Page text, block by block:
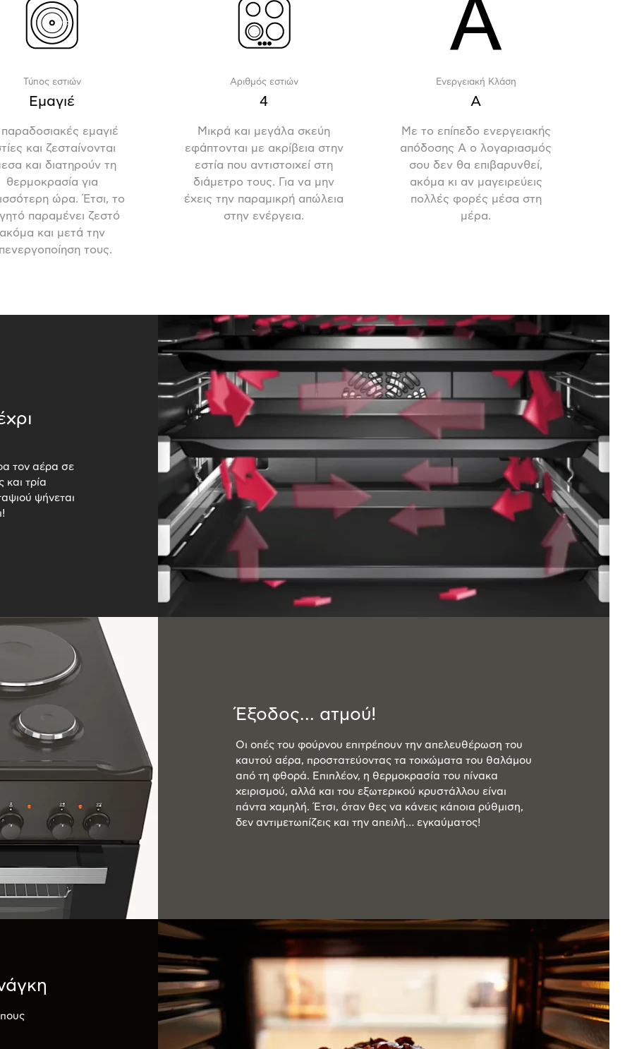
Τύπος εστιών
Εμαγιέ
παραδοσιακές εμαγιέ
και ζεσταίνονται
και διατηρούν τη
θερμοκρασία για
ώρα. Έτσι, το
παραμένει ζεστό
ακόμα και μετά την
τους.
Αριθμός εστιών
4
Μικρά και μεγάλα σκεύη
εφάπτονται με ακρίβεια στην
εστία που αντιστοιχεί στη
διάμετρο τους. Για να μην
έχεις την παραμικρή απώλεια
στην ενέργεια.
Ενεργειακή Κλάση
A
Με το επίπεδο ενεργειακής
απόδοσης Α ο λογαριασμός
σου δεν θα επιβαρυνθεί,
ακόμα κι αν μαγειρεύεις
πολλές φορές μέσα στη
μέρα.
τον αέρα σε
και τρία
ψήνεται
Έξοδος… ατμού!
Οι οπές του φούρνου επιτρέπουν την απελευθέρωση του
καυτού αέρα, προστατεύοντας τα τοιχώματα του θαλάμου
από τη φθορά. Επιπλέον, η θερμοκρασία του πίνακα
χειρισμού, αλλά και του εξωτερικού κρυστάλλου είναι
πάντα χαμηλή. Έτσι, όταν θες να κάνεις κάποια ρύθμιση,
δεν αντιμετωπίζεις και την απειλή… εγκαύματος!